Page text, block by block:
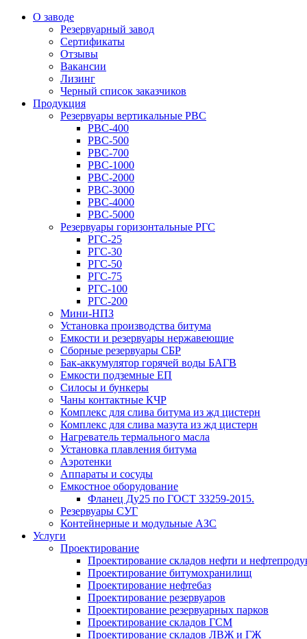
О заводе
Резервуарный завод
Сертификаты
Отзывы
Вакансии
Лизинг
Черный список заказчиков
Продукция
Резервуары вертикальные РВС
РВС-400
РВС-500
РВС-700
РВС-1000
РВС-2000
РВС-3000
РВС-4000
РВС-5000
Резервуары горизонтальные РГС
РГС-25
РГС-30
РГС-50
РГС-75
РГС-100
РГС-200
Мини-НПЗ
Установка производства битума
Емкости и резервуары нержавеющие
Сборные резервуары СБР
Бак-аккумулятор горячей воды БАГВ
Емкости подземные ЕП
Силосы и бункеры
Чаны контактные КЧР
Комплекс для слива битума из жд цистерн
Комплекс для слива мазута из жд цистерн
Нагреватель термального масла
Установка плавления битума
Аэротенки
Аппараты и сосуды
Емкостное оборудование
Фланец Ду25 по ГОСТ 33259-2015.
Резервуары СУГ
Контейнерные и модульные АЗС
Услуги
Проектирование
Проектирование складов нефти и
Проектирование битумохранилищ
Проектирование нефтебаз
Проектирование резервуаров
Проектирование резервуарных парков
Проектирование складов ГСМ
Проектирование складов ЛВЖ и ГЖ